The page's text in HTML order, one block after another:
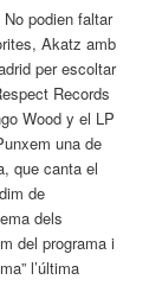
podien faltar
Akatz amb
per escoltar
Records
Wood y el LP
una de
que canta el
de
dels
del programa i
l’última